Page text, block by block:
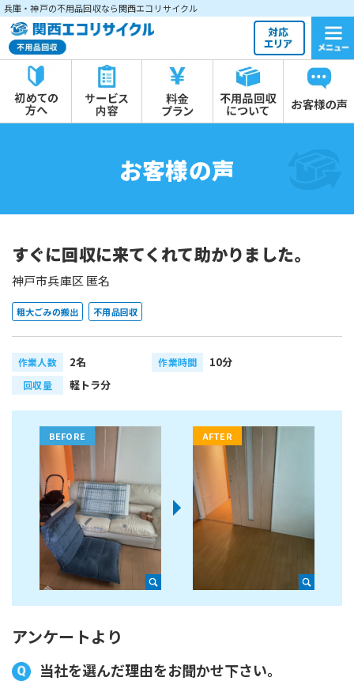
兵庫・神戸の不用品回収なら関西エコリサイクル
お客様の声
すぐに回収に来てくれて助かりました。
神戸市兵庫区 匿名
粗大ごみの搬出 不用品回収
作業人数 2名 作業時間 10分
回収量 軽トラ分
アンケートより
当社を選んだ理由をお聞かせ下さい。